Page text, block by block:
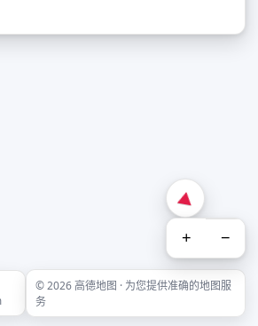
+ −
© 2026 高德地图 · 为您提供准确的地图服
务